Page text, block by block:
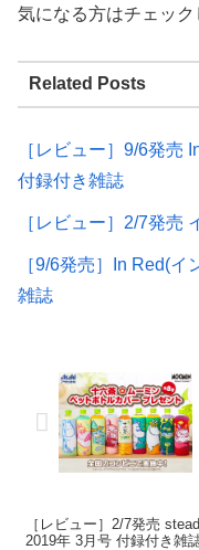
気になる方はチェック
Related Posts
［レビュー］9/6発売
付録付き雑誌
［レビュー］2/7発売
［9/6発売］In Red(
雑誌
［レビュー］2/7発売
2019年 3月号 付録付き雑